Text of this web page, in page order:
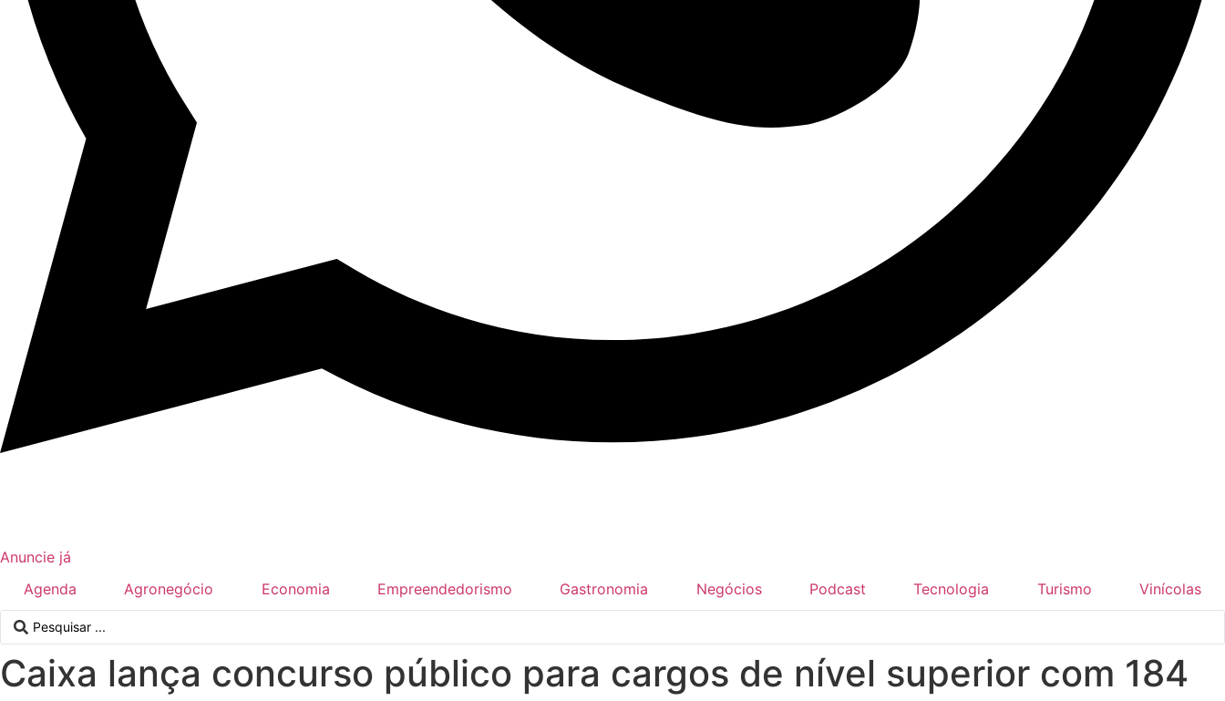
Anuncie já
Agenda
Agronegócio Economia Empreendedorismo Gastronomia Negócios Podcast Tecnologia Turismo
Vinícolas
Pesquisar
Caixa lança concurso público para cargos de nível superior com 184